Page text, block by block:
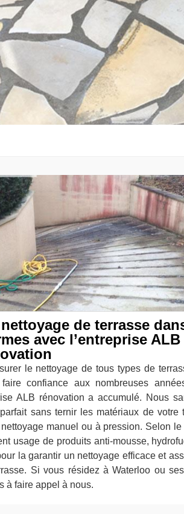
de terrasse
avec l’entreprise ALB
le nettoyage de tous types de
confiance aux nombreuses
ALB rénovation a accumulé. Nous
sans ternir les matériaux de votre
manuel ou à pression. Selon
usage de produits anti-mousse,
la garantir un nettoyage efficace et
Si vous résidez à Waterloo ou
à faire appel à nous.